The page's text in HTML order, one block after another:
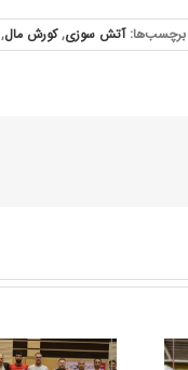
برچسب‌ها:آتش سوزی,کورش‌ مال,